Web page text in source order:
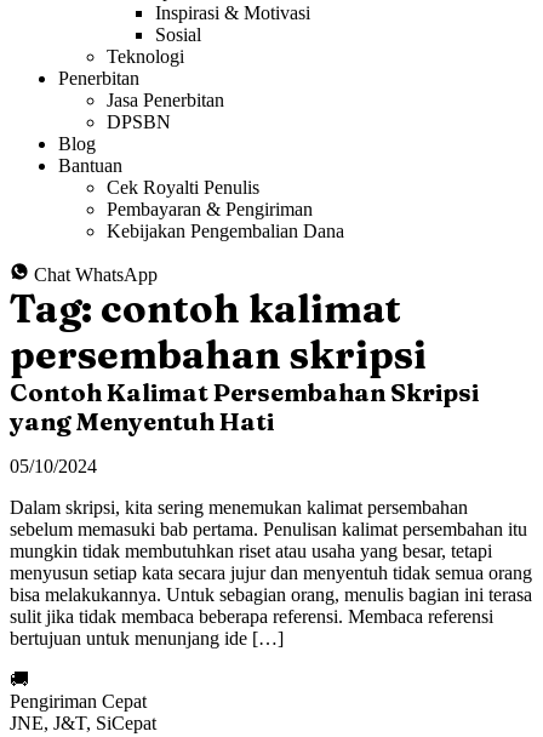
Inspirasi & Motivasi
Sosial
Teknologi
Penerbitan
Jasa Penerbitan
DPSBN
Blog
Bantuan
Cek Royalti Penulis
Pembayaran & Pengiriman
Kebijakan Pengembalian Dana
Chat WhatsApp
Tag: contoh kalimat
persembahan skripsi
Contoh Kalimat Persembahan Skripsi
yang Menyentuh Hati
05/10/2024
Dalam skripsi, kita sering menemukan kalimat persembahan
sebelum memasuki bab pertama. Penulisan kalimat persembahan itu
mungkin tidak membutuhkan riset atau usaha yang besar, tetapi
menyusun setiap kata secara jujur dan menyentuh tidak semua orang
bisa melakukannya. Untuk sebagian orang, menulis bagian ini terasa
sulit jika tidak membaca beberapa referensi. Membaca referensi
bertujuan untuk menunjang ide […]
🚚
Pengiriman Cepat
JNE, J&T, SiCepat